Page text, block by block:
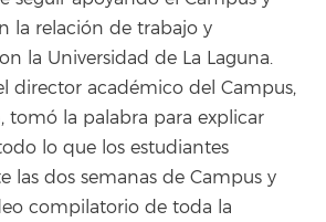
la relación de trabajo y
la Universidad de La Laguna.
director académico del Campus,
tomó la palabra para explicar
lo que los estudiantes
las dos semanas de Campus y
compilatorio de toda la